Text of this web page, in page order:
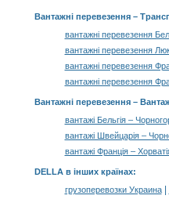
Вантажні перевезення–
вантажні перевезення
вантажні перевезення
вантажні перевезення
вантажні перевезення
Вантажні перевезення –
вантажі Бельгія –
вантажі Швейцарія –
вантажі Франція –
DELLA в інших країнах:
грузоперевозки Украина|